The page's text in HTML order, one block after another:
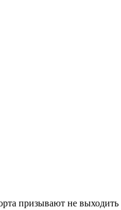
призывают не выходить